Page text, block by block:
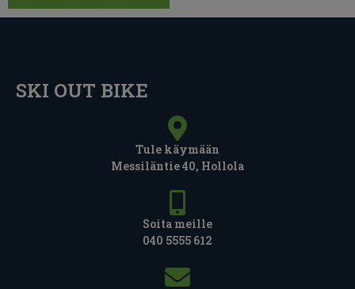
SKI OUT BIKE
Tule käymään
Messiläntie 40, Hollola
Soita meille
040 5555 612